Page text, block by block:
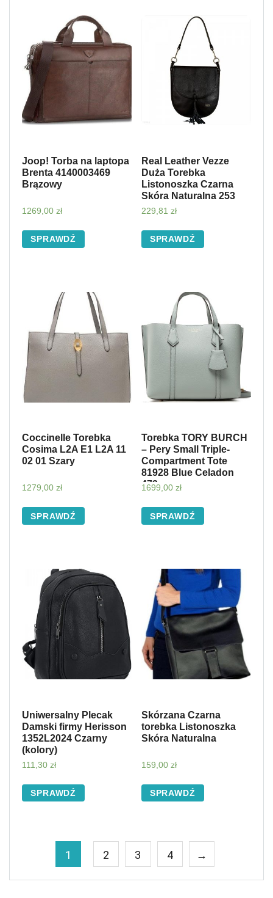
Joop! Torba na laptopa
Brenta 4140003469
Brązowy
1269,00 zł
SPRAWDŹ
Real Leather Vezze
Duża Torebka
Listonoszka Czarna
Skóra Naturalna 253
229,81 zł
SPRAWDŹ
Coccinelle Torebka
Cosima L2A E1 L2A 11
02 01 Szary
1279,00 zł
SPRAWDŹ
Torebka TORY BURCH
– Pery Small Triple-
Compartment Tote
81928 Blue Celadon
473
1699,00 zł
SPRAWDŹ
Uniwersalny Plecak
Damski firmy Herisson
1352L2024 Czarny
(kolory)
111,30 zł
SPRAWDŹ
Skórzana Czarna
torebka Listonoszka
Skóra Naturalna
159,00 zł
SPRAWDŹ
1 2 3 4 →